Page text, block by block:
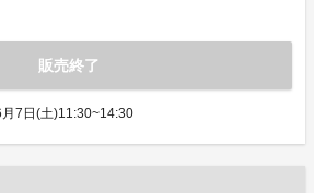
販売終了
7日(土)11:30~14:30